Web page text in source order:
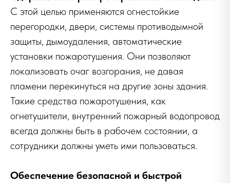
С этой целью применяются огнестойкие
перегородки, двери, системы противодымной
защиты, дымоудаления, автоматические
установки пожаротушения. Они позволяют
локализовать очаг возгорания, не давая
пламени перекинуться на другие зоны здания.
Такие средства пожаротушения, как
огнетушители, внутренний пожарный водопровод
всегда должны быть в рабочем состоянии, а
сотрудники должны уметь ими пользоваться.
Обеспечение безопасной и быстрой